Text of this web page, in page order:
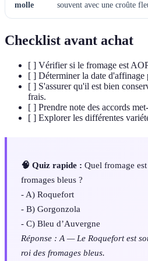
molle
souvent avec une croûte
Checklist avant achat
[ ] Vérifier si le fromage est
[ ] Déterminer la date
[ ] S'assurer qu'il est bien
frais.
[ ] Prendre note des accords
[ ] Explorer les différentes
🧠 Quiz rapide : Quel fromage
fromages bleus ?
- A) Roquefort
- B) Gorgonzola
- C) Bleu d’Auvergne
Réponse : A — Le Roquefort est
roi des fromages bleus.